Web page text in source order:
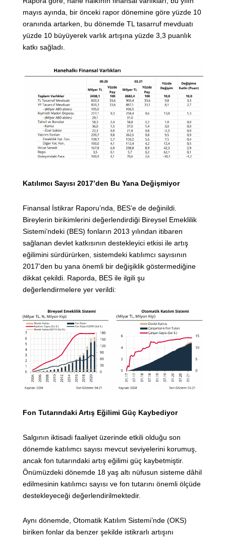
mayıs ayında, bir önceki rapor dönemine göre yüzde 10
oranında artarken, bu dönemde TL tasarruf mevduatı
yüzde 10 büyüyerek varlık artışına yüzde 3,3 puanlık
katkı sağladı.
Katılımcı Sayısı 2017’den Bu Yana Değişmiyor
Finansal İstikrar Raporu’nda, BES’e de değinildi.
Bireylerin birikimlerini değerlendirdiği Bireysel Emeklilik
Sistemi’ndeki (BES) fonların 2013 yılından itibaren
sağlanan devlet katkısının destekleyici etkisi ile artış
eğilimini sürdürürken, sistemdeki katılımcı sayısının
2017’den bu yana önemli bir değişiklik göstermediğine
dikkat çekildi. Raporda, BES ile ilgili şu
değerlendirmelere yer verildi:
Fon Tutarındaki Artış Eğilimi Güç Kaybediyor
Salgının iktisadi faaliyet üzerinde etkili olduğu son
dönemde katılımcı sayısı mevcut seviyelerini korumuş,
ancak fon tutarındaki artış eğilimi güç kaybetmiştir.
Önümüzdeki dönemde 18 yaş altı nüfusun sisteme dâhil
edilmesinin katılımcı sayısı ve fon tutarını önemli ölçüde
destekleyeceği değerlendirilmektedir.
Aynı dönemde, Otomatik Katılım Sistemi’nde (OKS)
biriken fonlar da benzer şekilde istikrarlı artışını